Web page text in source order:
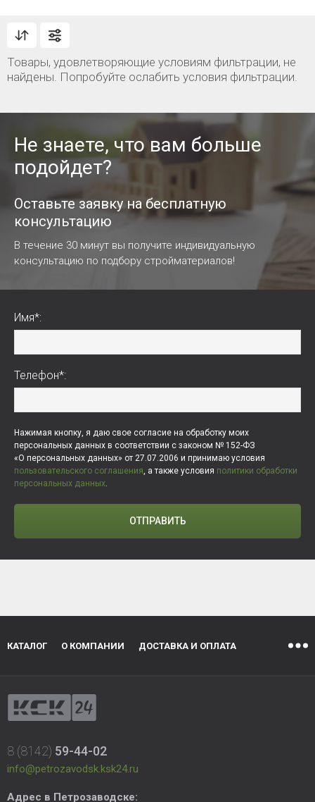
Товары, удовлетворяющие условиям фильтрации, не
найдены. Попробуйте ослабить условия фильтрации.
Не знаете, что вам больше
подойдет?
Оставьте заявку на бесплатную
консультацию
В течение 30 минут вы получите индивидуальную
консультацию по подбору стройматериалов!
Имя*:
Телефон*:
Нажимая кнопку, я даю свое согласие на обработку моих
персональных данных в соответствии с законом № 152-ФЗ
«О персональных данных» от 27.07.2006 и принимаю условия
пользовательского соглашения, а также условия политики обработки
персональных данных.
ОТПРАВИТЬ
КАТАЛОГ О КОМПАНИИ ДОСТАВКА И ОПЛАТА
8 (8142) 59-44-02
info@petrozavodsk.ksk24.ru
Адрес в Петрозаводске: